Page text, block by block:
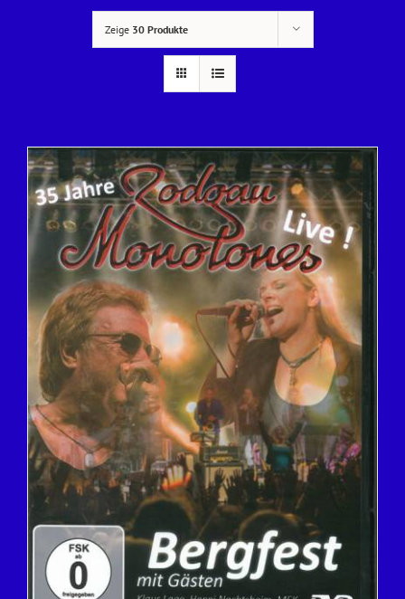
Zeige 30 Produkte